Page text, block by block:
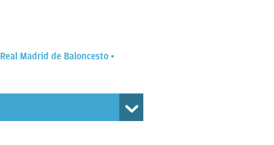
Real Madrid de Baloncesto